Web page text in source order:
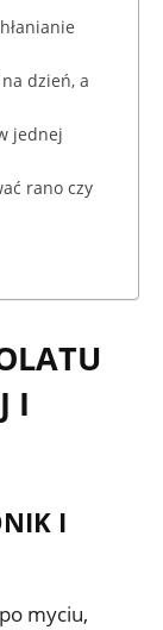
dzień, a
jednej
rano czy
I
I
myciu,